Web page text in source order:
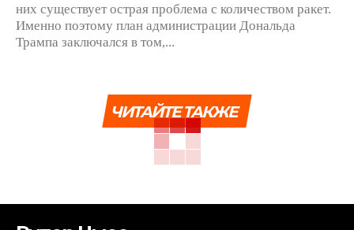
них существует острая проблема с количеством ракет.
Именно поэтому план администрации Дональда
Трампа заключался в том,...
ЧИТАЙТЕ ТАКЖЕ